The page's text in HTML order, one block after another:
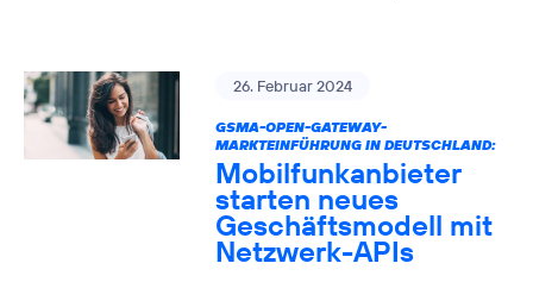
26. Februar 2024
GSMA-OPEN-GATEWAY-
MARKTEINFÜHRUNG IN DEUTSCHLAND:
Mobilfunkanbieter
starten neues
Geschäftsmodell mit
Netzwerk-APIs